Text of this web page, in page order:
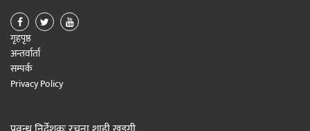
गृहपृष्ठ
अन्तर्वार्ता
सम्पर्क
Privacy Policy